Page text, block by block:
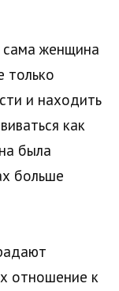
сама женщина
только
и находить
как
была
больше
отношение к